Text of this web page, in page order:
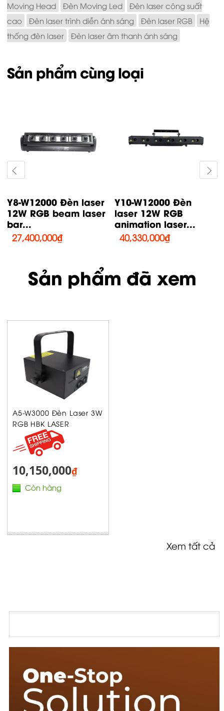
Moving Head
Đèn Moving Led
Đèn laser công suất
cao
Đèn laser trình diễn ánh sáng Đèn laser RGB
Hệ
thống đèn laser
Đèn laser âm thanh ánh sáng
Sản phẩm cùng loại
Y8-W12000 Đèn laser
12W RGB beam laser
bar...
27,400,000₫
Y10-W12000 Đèn
laser 12W RGB
animation laser...
40,330,000₫
Sản phẩm đã xem
A5-W3000 Đèn Laser 3W
RGB HBK LASER
10,150,000₫
Còn hàng
Xem tất cả